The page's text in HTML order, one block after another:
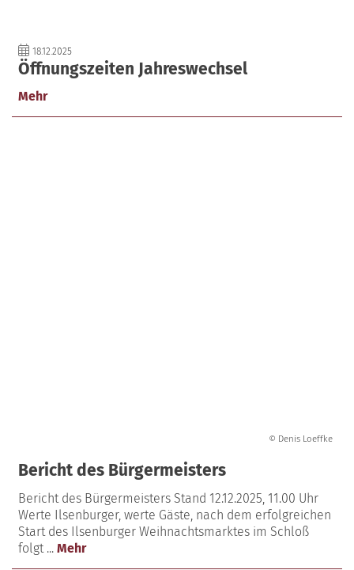
18.12.2025
Öffnungszeiten Jahreswechsel
Mehr
© Denis Loeffke
Bericht des Bürgermeisters
Bericht des Bürgermeisters Stand 12.12.2025, 11.00 Uhr
Werte Ilsenburger, werte Gäste, nach dem erfolgreichen
Start des Ilsenburger Weihnachtsmarktes im Schloß
folgt ... Mehr